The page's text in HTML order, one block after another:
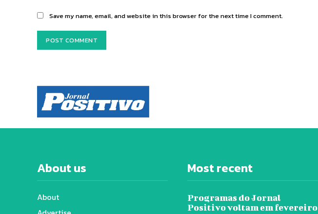
Save my name, email, and website in this browser for the next time I comment.
About us
About
Most recent
Programas do Jornal
Positivo voltam em fevereiro